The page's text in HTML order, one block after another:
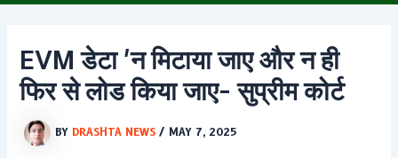
EVM डेटा ‘न मिटाया जाए और न ही
फिर से लोड किया जाए- सुप्रीम कोर्ट
BYDRASHTA NEWS/ MAY 7, 2025